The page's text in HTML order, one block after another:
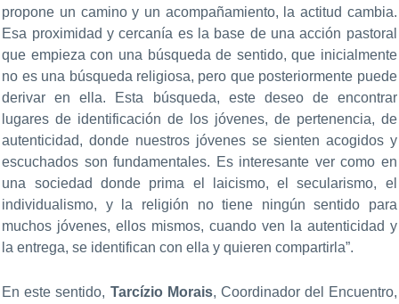
propone un camino y un acompañamiento, la actitud cambia.
Esa proximidad y cercanía es la base de una acción pastoral
que empieza con una búsqueda de sentido, que inicialmente
no es una búsqueda religiosa, pero que posteriormente puede
derivar en ella. Esta búsqueda, este deseo de encontrar
lugares de identificación de los jóvenes, de pertenencia, de
autenticidad, donde nuestros jóvenes se sienten acogidos y
escuchados son fundamentales. Es interesante ver como en
una sociedad donde prima el laicismo, el secularismo, el
individualismo, y la religión no tiene ningún sentido para
muchos jóvenes, ellos mismos, cuando ven la autenticidad y
la entrega, se identifican con ella y quieren compartirla”.
En este sentido, Tarcízio Morais, Coordinador del Encuentro,